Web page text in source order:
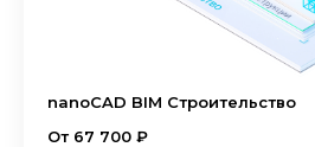
nanoCAD BIM Строительство
От 67 700 ₽